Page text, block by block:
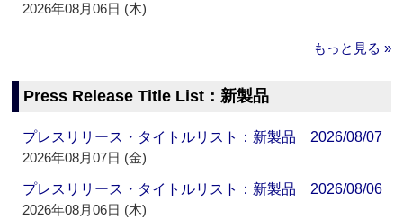
2026年08月06日 (木)
もっと見る »
Press Release Title List：新製品
プレスリリース・タイトルリスト：新製品 2026/08/07
2026年08月07日 (金)
プレスリリース・タイトルリスト：新製品 2026/08/06
2026年08月06日 (木)